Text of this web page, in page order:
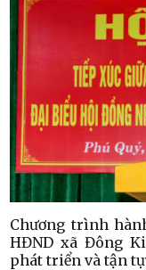
Chương trình
HĐND xã Đông
phát triển và tận